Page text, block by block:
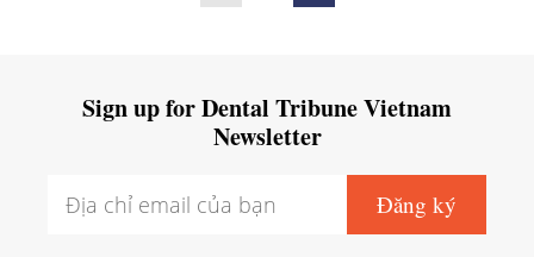
Sign up for Dental Tribune Vietnam
Newsletter